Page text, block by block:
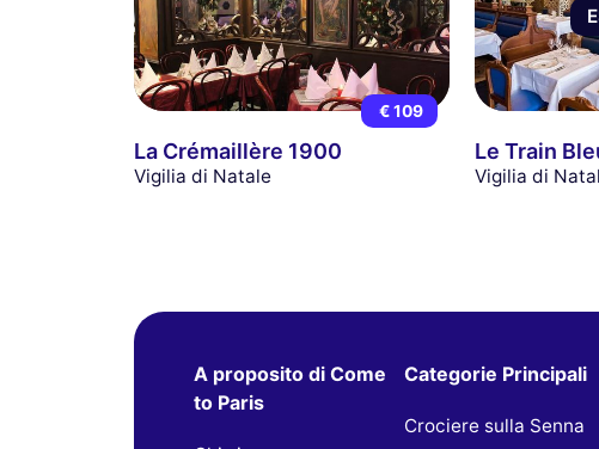
€ 109
La Crémaillère 1900
Vigilia di Natale
Le Train
Vigilia di
A proposito di Come
to Paris
Categorie Principali
Crociere sulla Senna